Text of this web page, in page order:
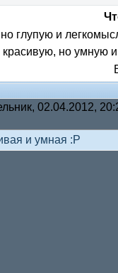
глупую и
но умную
02.04.2012,
и умная :P